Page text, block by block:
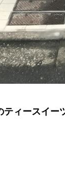
ティースイー